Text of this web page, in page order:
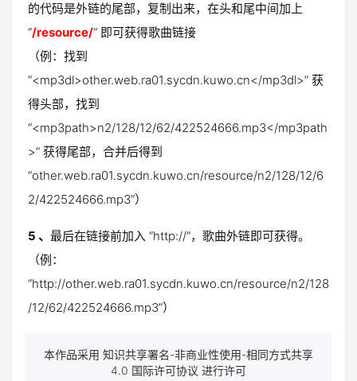
的代码是外链的尾部，复制出来，在头和尾中间加上
“/resource/” 即可获得歌曲链接
（例：找到
“<mp3dl>other.web.ra01.sycdn.kuwo.cn</mp3dl>” 获
得头部，找到
“<mp3path>n2/128/12/62/422524666.mp3</mp3path
>” 获得尾部，合并后得到
“other.web.ra01.sycdn.kuwo.cn/resource/n2/128/12/6
2/422524666.mp3”）
5 、 最后在链接前加入 “http://”，歌曲外链即可获得。
（例：
“http://other.web.ra01.sycdn.kuwo.cn/resource/n2/128
/12/62/422524666.mp3”）
本作品采用 知识共享署名-非商业性使用-相同方式共享
4.0 国际许可协议 进行许可